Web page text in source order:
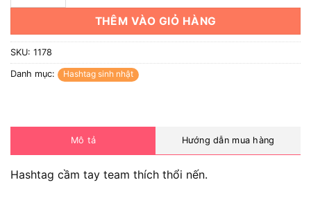
THÊM VÀO GIỎ HÀNG
SKU: 1178
Danh mục: Hashtag sinh nhật
Mô tả Hướng dẫn mua hàng
Hashtag cầm tay team thích thổi nến.